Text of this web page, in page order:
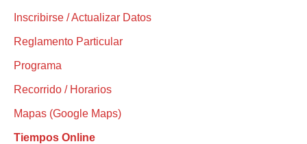
Inscribirse / Actualizar Datos
Reglamento Particular
Programa
Recorrido / Horarios
Mapas (Google Maps)
Tiempos Online